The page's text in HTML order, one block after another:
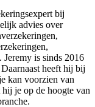
bij
advies over
Jeremy is sinds 2016
heeft hij bij
kan voorzien van
je op de hoogte van